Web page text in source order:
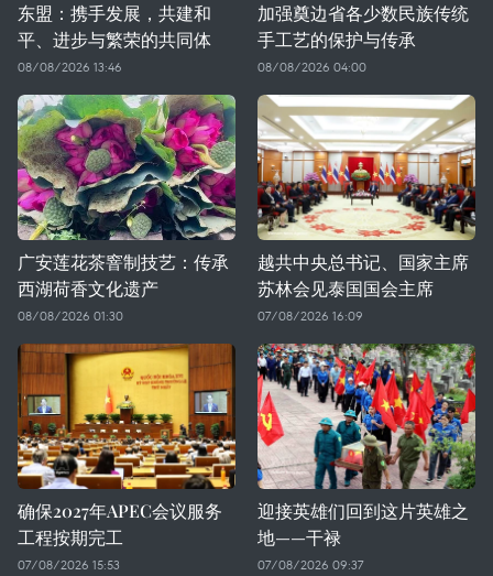
东盟：携手发展，共建和
平、进步与繁荣的共同体
08/08/2026 13:46
加强奠边省各少数民族传统
手工艺的保护与传承
08/08/2026 04:00
广安莲花茶窨制技艺：传承
西湖荷香文化遗产
08/08/2026 01:30
越共中央总书记、国家主席
苏林会见泰国国会主席
07/08/2026 16:09
确保2027年APEC会议服务
工程按期完工
07/08/2026 15:53
迎接英雄们回到这片英雄之
地——干禄
07/08/2026 09:37